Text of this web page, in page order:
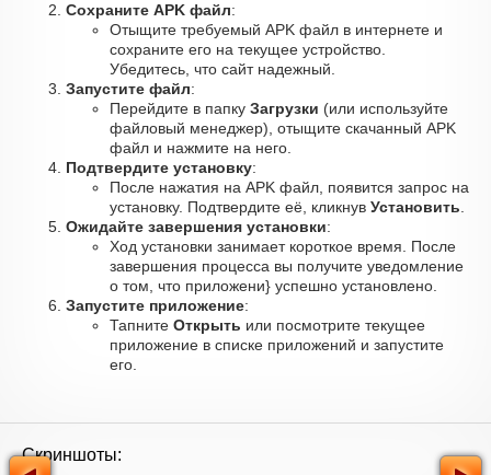
Сохраните APK файл:
Отыщите требуемый APK файл в интернете и
сохраните его на текущее устройство.
Убедитесь, что сайт надежный.
Запустите файл:
Перейдите в папку Загрузки (или используйте
файловый менеджер), отыщите скачанный APK
файл и нажмите на него.
Подтвердите установку:
После нажатия на APK файл, появится запрос на
установку. Подтвердите её, кликнув Установить
Ожидайте завершения установки:
Ход установки занимает короткое время. После
завершения процесса вы получите уведомление
о том, что приложени} успешно установлено.
Запустите приложение:
Тапните Открыть или посмотрите текущее
приложение в списке приложений и запустите
его.
Скриншоты: